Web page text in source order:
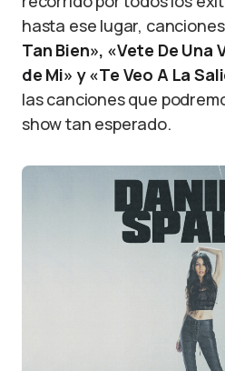
hasta ese lugar,
Tan Bien», «Vete De Una
de Mi» y «Te Veo A La
las canciones que
show tan esperado.